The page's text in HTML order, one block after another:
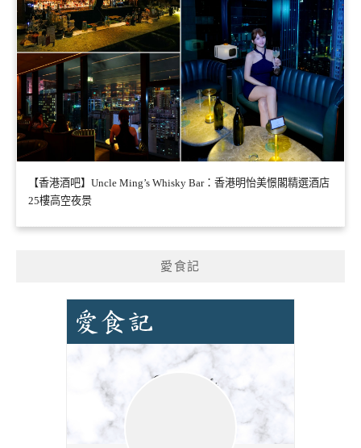
【香港酒吧】Uncle Ming’s Whisky Bar：香港明怡美憬閣精選酒店
25樓高空夜景
愛食記